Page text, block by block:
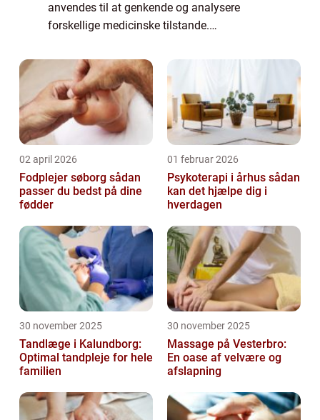
anvendes til at genkende og analysere
forskellige medicinske tilstande.
for at se ind i kroppen uden...
02 april 2026
Fodplejer søborg sådan
passer du bedst på dine
fødder
01 februar 2026
Psykoterapi i århus sådan
kan det hjælpe dig i
hverdagen
30 november 2025
Tandlæge i Kalundborg:
Optimal tandpleje for hele
familien
30 november 2025
Massage på Vesterbro:
En oase af velvære og
afslapning